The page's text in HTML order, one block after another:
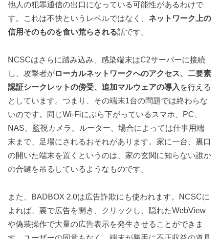
他人の犯罪通信の出口になっている可能性があるわけで
す。これは不快というレベルではなく、 ネットワーク上の
信用そのものを食い荒らされる話です。
NCSCはさらに踏み込み、感染端末はC2サーバーに接続
し、攻撃者がローカルネットワークへのアクセス、二要素
認証シークレットの傍受、追加マルウェアの導入 を行える
としています。つまり、その端末1台の問題では終わらな
いのです。同じWi-Fiにぶら下がっているスマホ、PC、
NAS、監視カメラ、ルーター、場合によっては仕事用端
末まで、足場にされるおそれがあります。家に一台、裏口
の開いた端末を置くというのは、家の玄関に知らない誰か
の合鍵を吊るしているようなものです。
また、BADBOX 2.0は広告詐欺にも使われます。NCSCに
よれば、裏で広告を開き、クリックし、隠れたWebView
や偽装操作で大量の広告表示を発生させることができま